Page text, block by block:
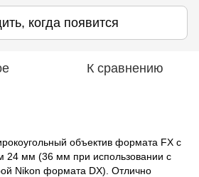
когда появится
К сравнению
объектив формата FX с
24 мм (36 мм при использовании с
Nikon формата DX). Отлично